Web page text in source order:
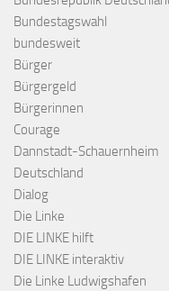
Bundestagswahl
bundesweit
Bürger
Bürgergeld
Bürgerinnen
Courage
Dannstadt-Schauernheim
Deutschland
Dialog
Die Linke
DIE LINKE hilft
DIE LINKE interaktiv
Die Linke Ludwigshafen